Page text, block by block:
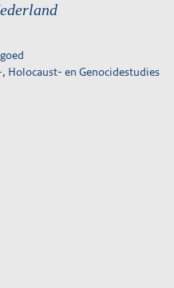
Holocaust- en Genocidestudies